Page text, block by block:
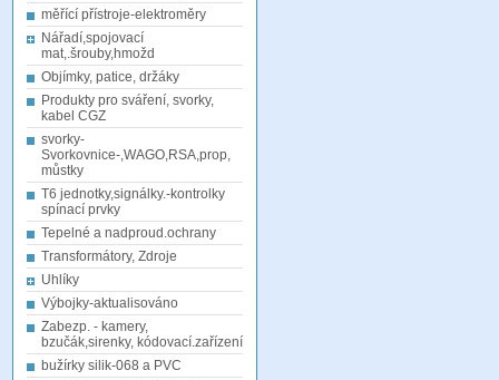
měřící přístroje-elektroměry
Nářadí,spojovací
mat,.šrouby,hmožd
Objímky, patice, držáky
Produkty pro sváření, svorky,
kabel CGZ
svorky-
Svorkovnice-,WAGO,RSA,prop,
můstky
T6 jednotky,signálky.-kontrolky
spínací prvky
Tepelné a nadproud.ochrany
Transformátory, Zdroje
Uhlíky
Výbojky-aktualisováno
Zabezp. - kamery,
bzučák,sirenky, kódovací.zařízení
bužírky silik-068 a PVC